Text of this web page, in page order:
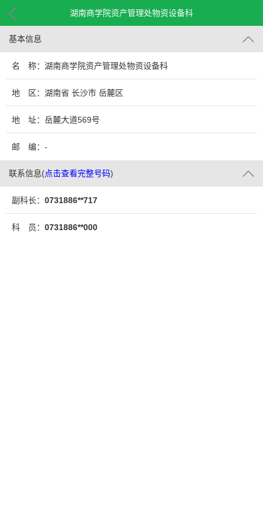
湖南商学院资产管理处物资设备科
基本信息
名 称：湖南商学院资产管理处物资设备科
地 区：湖南省 长沙市 岳麓区
地 址：岳麓大道569号
邮 编：-
联系信息(点击查看完整号码)
副科长： 0731886**717
科 员： 0731886**000